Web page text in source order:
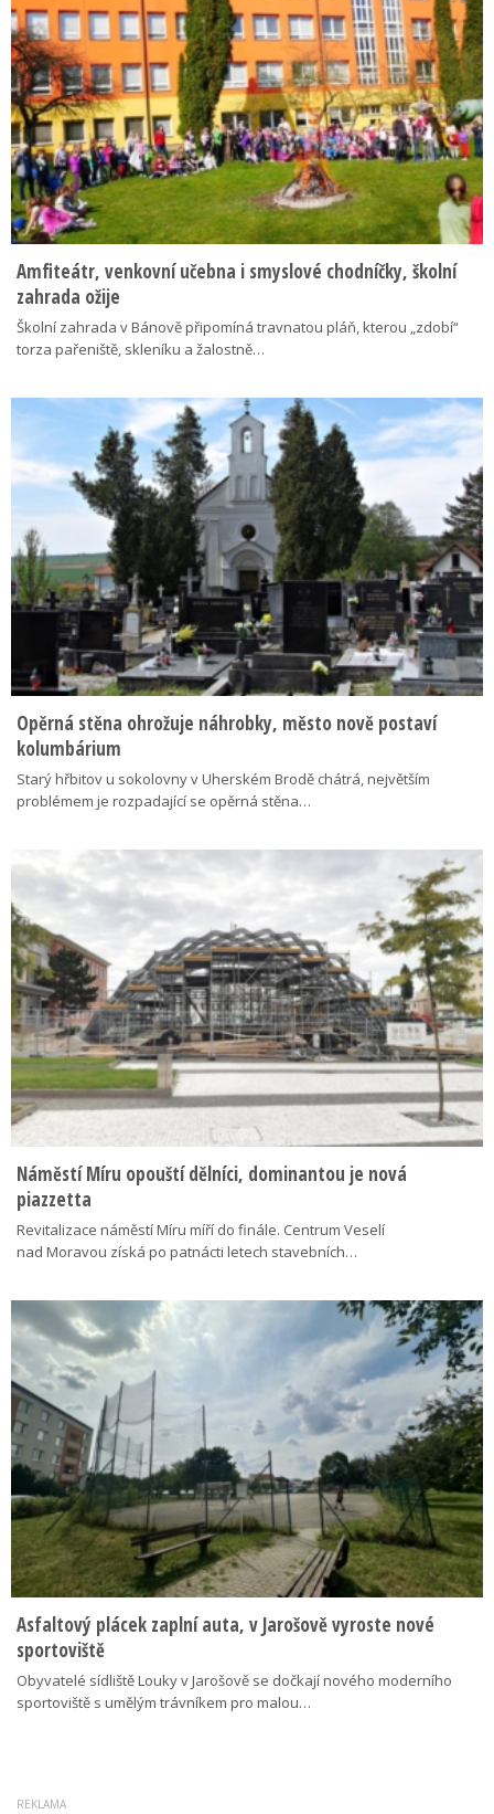
Amfiteátr, venkovní učebna i smyslové chodníčky, školní
zahrada ožije
Školní zahrada v Bánově připomíná travnatou pláň, kterou „zdobí“
torza pařeniště, skleníku a žalostně…
Opěrná stěna ohrožuje náhrobky, město nově postaví
kolumbárium
Starý hřbitov u sokolovny v Uherském Brodě chátrá, největším
problémem je rozpadající se opěrná stěna…
Náměstí Míru opouští dělníci, dominantou je nová
piazzetta
Revitalizace náměstí Míru míří do finále. Centrum Veselí
nad Moravou získá po patnácti letech stavebních…
Asfaltový plácek zaplní auta, v Jarošově vyroste nové
sportoviště
Obyvatelé sídliště Louky v Jarošově se dočkají nového moderního
sportoviště s umělým trávníkem pro malou…